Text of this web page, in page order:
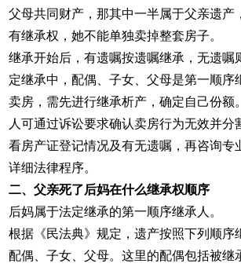
父母共同财产，那其中一半属于父亲遗产
有继承权，她不能单独卖掉整套房子。
继承开始后，有遗嘱按遗嘱继承，无遗嘱
定继承中，配偶、子女、父母是第一顺序
卖房，需先进行继承析产，确定自己份额
人可通过诉讼要求确认卖房行为无效并分
看房产证登记情况及有无遗嘱，再咨询专
详细法律程序。
二、父亲死了后妈在什么继承权顺序
后妈属于法定继承的第一顺序继承人。
根据《民法典》规定，遗产按照下列顺序
配偶、子女、父母。这里的配偶包括被继